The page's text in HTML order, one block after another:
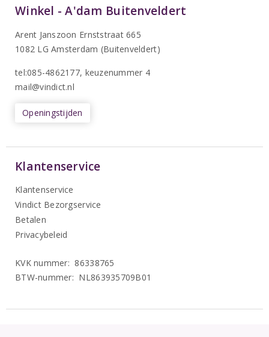
Winkel - A'dam Buitenveldert
Arent Janszoon Ernststraat 665
1082 LG Amsterdam (Buitenveldert)
tel:085-4862177, keuzenummer 4
mail@vindict.nl
Openingstijden
Klantenservice
Klantenservice
Vindict Bezorgservice
Betalen
Privacybeleid
KVK nummer: 86338765
BTW-nummer: NL863935709B01